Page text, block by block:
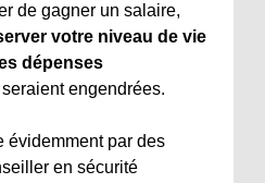
de gagner un salaire,
votre niveau de vie
dépenses
engendrées.
évidemment par des
en sécurité